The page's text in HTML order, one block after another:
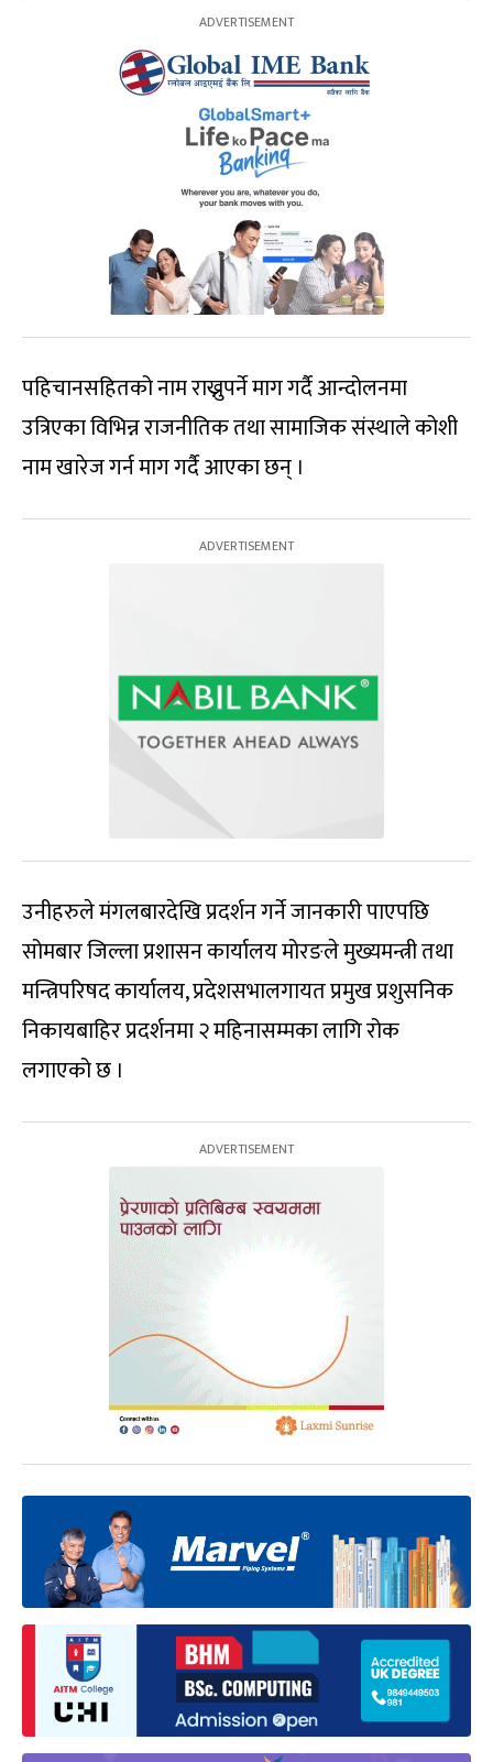
पहिचानसहितको नाम राख्नुपर्ने माग गर्दै आन्दोलनमा
उत्रिएका विभिन्न राजनीतिक तथा सामाजिक संस्थाले कोशी
नाम खारेज गर्न माग गर्दै आएका छन् ।
उनीहरुले मंगलबारदेखि प्रदर्शन गर्ने जानकारी पाएपछि
सोमबार जिल्ला प्रशासन कार्यालय मोरङले मुख्यमन्त्री तथा
मन्त्रिपरिषद कार्यालय, प्रदेशसभालगायत प्रमुख प्रशुसनिक
निकायबाहिर प्रदर्शनमा २ महिनासम्मका लागि रोक
लगाएको छ ।